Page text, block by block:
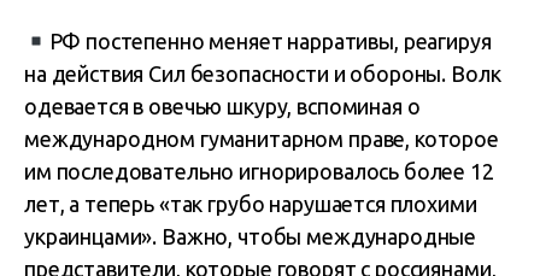
РФ постепенно меняет нарративы, реагируя
на действия Сил безопасности и обороны. Волк
одевается в овечью шкуру, вспоминая о
международном гуманитарном праве, которое
им последовательно игнорировалось более 12
лет, а теперь «так грубо нарушается плохими
украинцами». Важно, чтобы международные
представители, которые говорят с россиянами,